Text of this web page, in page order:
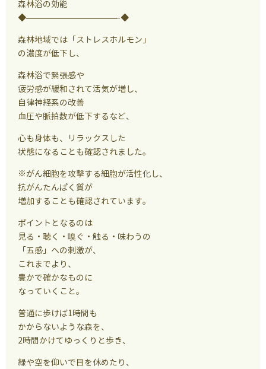
森林浴の効能
◆———————————-◆
森林地域では「ストレスホルモン」
の濃度が低下し、
森林浴で緊張感や
疲労感が緩和されて活気が増し、
自律神経系の改善
血圧や脈拍数が低下するなど、
心も身体も、リラックスした
状態になることも確認されました。
※がん細胞を攻撃する細胞が活性化し、
抗がんたんぱく質が
増加することも確認されています。
ポイントとなるのは
見る・聴く・嗅ぐ・触る・味わうの
「五感」への刺激が、
これまでより、
豊かで確かなものに
なっていくこと。
普通に歩けば1時間も
かからないような森を、
2時間かけてゆっくりと歩き、
緑や空を仰いで目を休めたり、